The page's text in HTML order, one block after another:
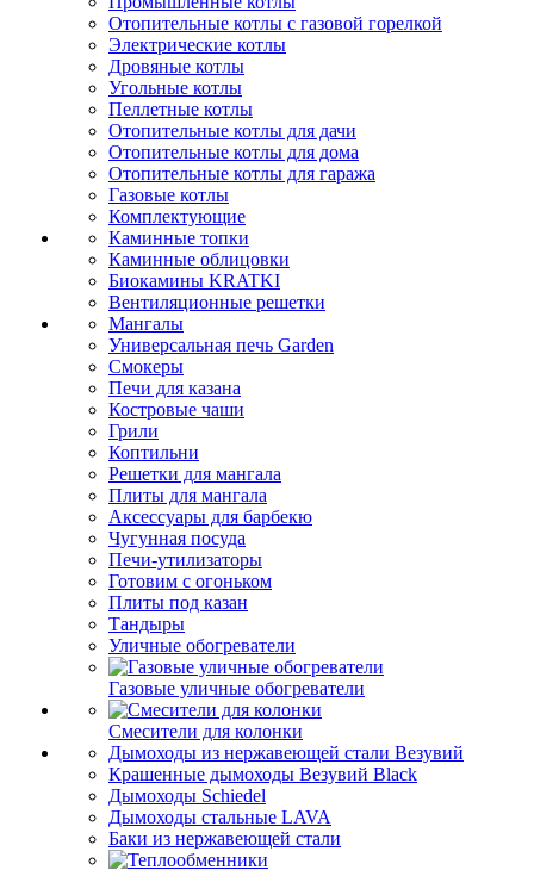
Отопительные котлы с газовой горелкой
Электрические котлы
Дровяные котлы
Угольные котлы
Пеллетные котлы
Отопительные котлы для дачи
Отопительные котлы для дома
Отопительные котлы для гаража
Газовые котлы
Комплектующие
Каминные топки
Каминные облицовки
Биокамины KRATKI
Вентиляционные решетки
Мангалы
Универсальная печь Garden
Смокеры
Печи для казана
Костровые чаши
Грили
Коптильни
Решетки для мангала
Плиты для мангала
Аксессуары для барбекю
Чугунная посуда
Печи-утилизаторы
Готовим с огоньком
Плиты под казан
Тандыры
Уличные обогреватели
Газовые уличные обогреватели
Смесители для колонки
Дымоходы из нержавеющей стали Везувий
Крашенные дымоходы Везувий Black
Дымоходы Schiedel
Дымоходы стальные LAVA
Баки из нержавеющей стали